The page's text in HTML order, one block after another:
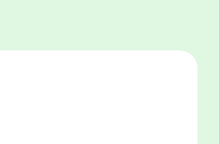
på 1177 för vissa akuta
tider som blir
Läs mer på 1177 "boka tid"